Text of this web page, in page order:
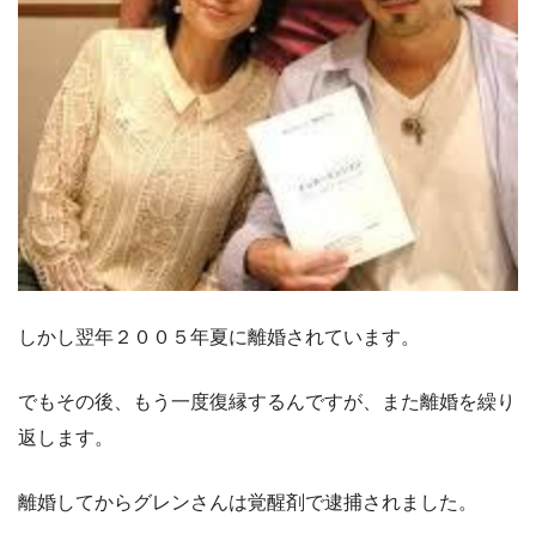
しかし翌年２００５年夏に離婚されています。
でもその後、もう一度復縁するんですが、また離婚を繰り
返します。
離婚してからグレンさんは覚醒剤で逮捕されました。